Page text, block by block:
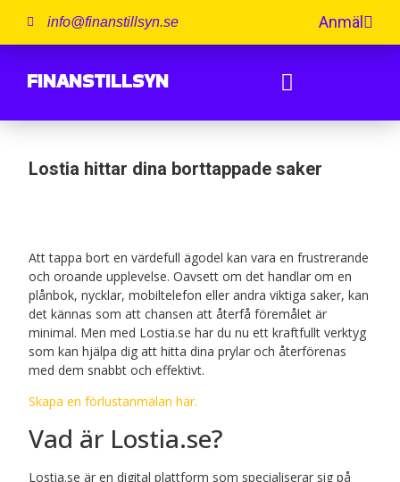
info@finanstillsyn.se Anmäl
FINANSTILLSYN
Lostia hittar dina borttappade saker
Att tappa bort en värdefull ägodel kan vara en frustrerande
och oroande upplevelse. Oavsett om det handlar om en
plånbok, nycklar, mobiltelefon eller andra viktiga saker, kan
det kännas som att chansen att återfå föremålet är
minimal. Men med Lostia.se har du nu ett kraftfullt verktyg
som kan hjälpa dig att hitta dina prylar och återförenas
med dem snabbt och effektivt.
Skapa en förlustanmälan här.
Vad är Lostia.se?
Lostia.se är en digital plattform som specialiserar sig på